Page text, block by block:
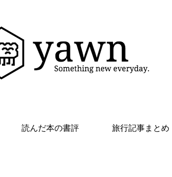
読んだ本の書評 旅行記事まとめ